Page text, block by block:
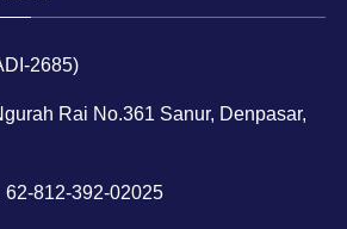
2685)
Rai No.361 Sanur, Denpasar,
812-392-02025